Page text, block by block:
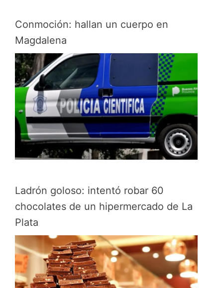
Conmoción: hallan un cuerpo en
Magdalena
Ladrón goloso: intentó robar 60
chocolates de un hipermercado de La
Plata